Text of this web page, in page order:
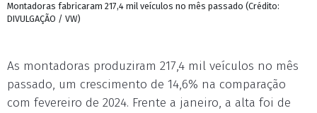
Montadoras fabricaram 217,4 mil veículos no mês passado (Crédito:
DIVULGAÇÃO / VW)
As montadoras produziram 217,4 mil veículos no mês
passado, um crescimento de 14,6% na comparação
com fevereiro de 2024. Frente a janeiro, a alta foi de